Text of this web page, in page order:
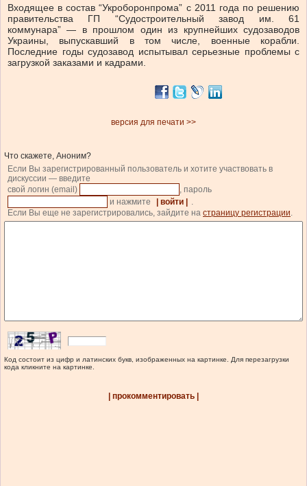
Входящее в состав “Укроборонпрома” с 2011 года по решению
правительства ГП “Судостроительный завод им. 61
коммунара” — в прошлом один из крупнейших судозаводов
Украины, выпускавший в том числе, военные корабли.
Последние годы судозавод испытывал серьезные проблемы с
загрузкой заказами и кадрами.
версия для печати >>
Что скажете, Аноним?
Если Вы зарегистрированный пользователь и хотите участвовать в
дискуссии — введите
свой логин (email)
, пароль
и нажмите
| войти |
.
Если Вы еще не зарегистрировались, зайдите на страницу регистрации.
Код состоит из цифр и латинских букв, изображенных на картинке. Для перезагрузки
кода кликните на картинке.
| прокомментировать |